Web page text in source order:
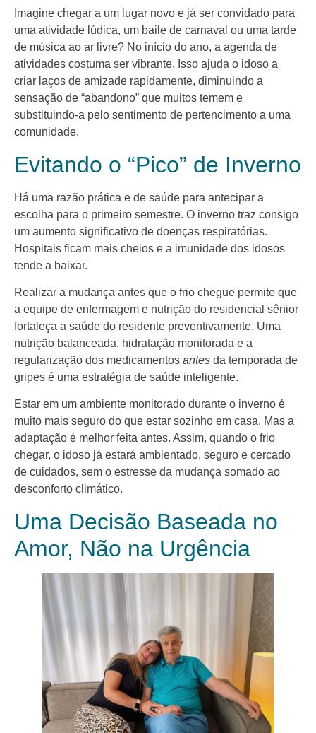
Imagine chegar a um lugar novo e já ser convidado para
uma atividade lúdica, um baile de carnaval ou uma tarde
de música ao ar livre? No início do ano, a agenda de
atividades costuma ser vibrante. Isso ajuda o idoso a
criar laços de amizade rapidamente, diminuindo a
sensação de “abandono” que muitos temem e
substituindo-a pelo sentimento de pertencimento a uma
comunidade.
Evitando o “Pico” de Inverno
Há uma razão prática e de saúde para antecipar a
escolha para o primeiro semestre. O inverno traz consigo
um aumento significativo de doenças respiratórias.
Hospitais ficam mais cheios e a imunidade dos idosos
tende a baixar.
Realizar a mudança antes que o frio chegue permite que
a equipe de enfermagem e nutrição do residencial sênior
fortaleça a saúde do residente preventivamente. Uma
nutrição balanceada, hidratação monitorada e a
regularização dos medicamentos antes da temporada de
gripes é uma estratégia de saúde inteligente.
Estar em um ambiente monitorado durante o inverno é
muito mais seguro do que estar sozinho em casa. Mas a
adaptação é melhor feita antes. Assim, quando o frio
chegar, o idoso já estará ambientado, seguro e cercado
de cuidados, sem o estresse da mudança somado ao
desconforto climático.
Uma Decisão Baseada no
Amor, Não na Urgência